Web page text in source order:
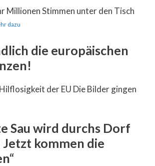
Millionen Stimmen unter den Tisch
dazu
die europäischen
der EU Die Bilder gingen
Sau wird durchs Dorf
kommen die